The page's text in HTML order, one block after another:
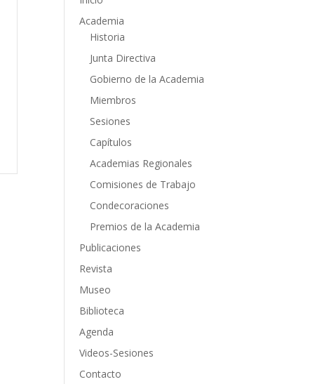
Academia
Historia
Junta Directiva
Gobierno de la Academia
Miembros
Sesiones
Capítulos
Academias Regionales
Comisiones de Trabajo
Condecoraciones
Premios de la Academia
Publicaciones
Revista
Museo
Biblioteca
Agenda
Videos-Sesiones
Contacto